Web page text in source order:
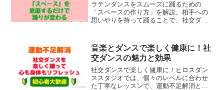
ラテンダンスをスムーズに踊るための
「スペースの作り方」を解説。相手への
思いやりを持って踊ることで、社交ダン
音楽とダンスで楽しく健康に！社
交ダンスの魅力と効果
社交ダンスで楽しく健康に！ヒロスダン
ススタジオでは、個々のレベルに合わせ
た丁寧なレッスンで、運動不足解消とリ